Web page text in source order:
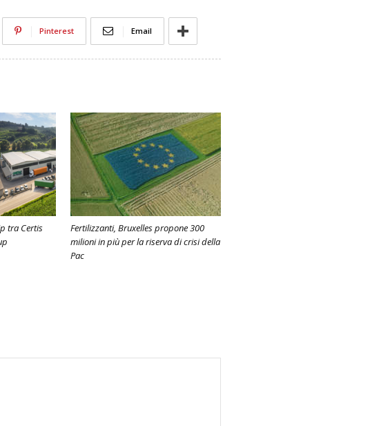
Pinterest Email
tra Certis
Fertilizzanti, Bruxelles propone 300
milioni in più per la riserva di crisi della
Pac